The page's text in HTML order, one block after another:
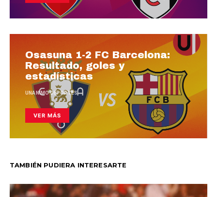
Osasuna 1-2 FC Barcelona:
Resultado, goles y
estadísticas
UNANIMO DEPORTES
VER MÁS
TAMBIÉN PUDIERA INTERESARTE